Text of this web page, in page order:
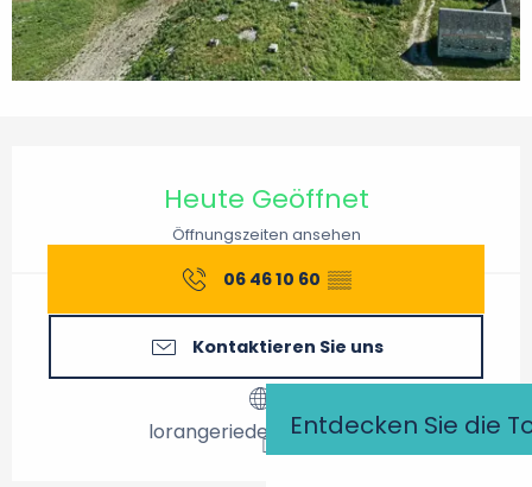
Entdecken Sie die
Heute Geöffnet
Öffnungszeiten ansehen
06 46 10 60 ▒▒
Kontaktieren Sie uns
lorangeriedepaviers.com